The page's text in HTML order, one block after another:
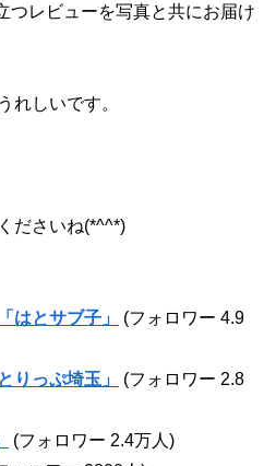
つレビューを写真と共にお届け
れしいです。
ださいね(*^^*)
はとサブ子」
(フォロワー 4.9
りっぷ埼玉」
(フォロワー 2.8
(フォロワー 2.4万人)